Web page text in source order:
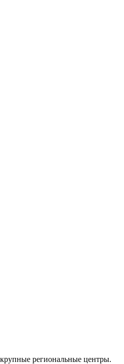
региональные центры.